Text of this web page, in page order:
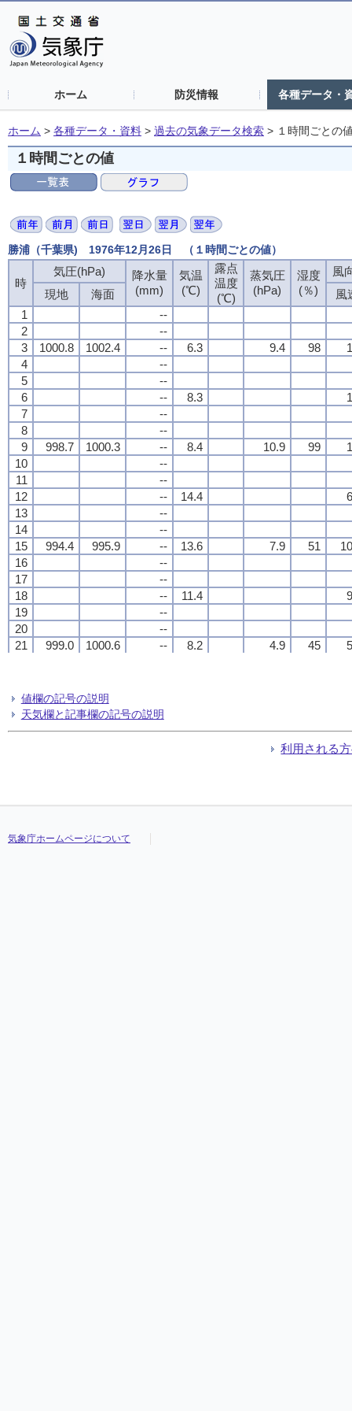
ホーム 防災情報 各種データ・
ホーム > 各種データ・資料 > 過去の気象データ検索 > １時間ごとの
１時間ごとの値
勝浦（千葉県) 1976年12月26日 （１時間ごとの値）
時
気圧(hPa)
降水量
(mm)
気温
(℃)
露点
温度
(℃)
蒸気圧
(hPa)
湿度
(％)
風
現地
海面
風
1
--
2
--
3
1000.8 1002.4 -- 6.3 9.4 98
4
--
5
--
6
-- 8.3
7
--
8
--
9
998.7 1000.3 -- 8.4 10.9 99
10
--
11
--
12
-- 14.4
13
--
14
--
15
994.4 995.9 -- 13.6 7.9 51
16
--
17
--
18
-- 11.4
19
--
20
--
21
999.0 1000.6 -- 8.2 4.9 45
24
時
気圧(hPa)
降水量
(mm)
気温
(℃)
露点
温度
(℃)
蒸気圧
(hPa)
湿度
(％)
風
現地
海面
風
1
--
2
--
3
1000.8 1002.4 -- 6.3 9.4 98
4
--
5
--
6
-- 8.3
7
--
8
--
9
998.7 1000.3 -- 8.4 10.9 99
10
--
11
--
12
-- 14.4
13
--
14
--
15
994.4 995.9 -- 13.6 7.9 51
16
--
17
--
18
-- 11.4
19
--
20
--
21
999.0 1000.6 -- 8.2 4.9 45
24
時
気圧(hPa)
降水量
(mm)
気温
(℃)
露点
温度
(℃)
蒸気圧
(hPa)
湿度
(％)
風
現地
海面
風
1
--
2
--
3
1000.8 1002.4 -- 6.3 9.4 98
4
--
5
--
6
-- 8.3
7
--
8
--
9
998.7 1000.3 -- 8.4 10.9 99
10
--
11
--
12
-- 14.4
13
--
14
--
15
994.4 995.9 -- 13.6 7.9 51
16
--
17
--
18
-- 11.4
19
--
20
--
21
999.0 1000.6 -- 8.2 4.9 45
24
時
気圧(hPa)
降水量
(mm)
気温
(℃)
露点
温度
(℃)
蒸気圧
(hPa)
湿度
(％)
風
現地
海面
風
1
--
2
--
3
1000.8 1002.4 -- 6.3 9.4 98
4
--
5
--
6
-- 8.3
7
--
8
--
9
998.7 1000.3 -- 8.4 10.9 99
10
--
11
--
12
-- 14.4
13
--
14
--
15
994.4 995.9 -- 13.6 7.9 51
16
--
17
--
18
-- 11.4
19
--
20
--
21
999.0 1000.6 -- 8.2 4.9 45
24
値欄の記号の説明
天気欄と記事欄の記号の説明
利用される
気象庁ホームページについて